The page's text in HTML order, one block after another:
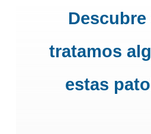
tratamos
estas